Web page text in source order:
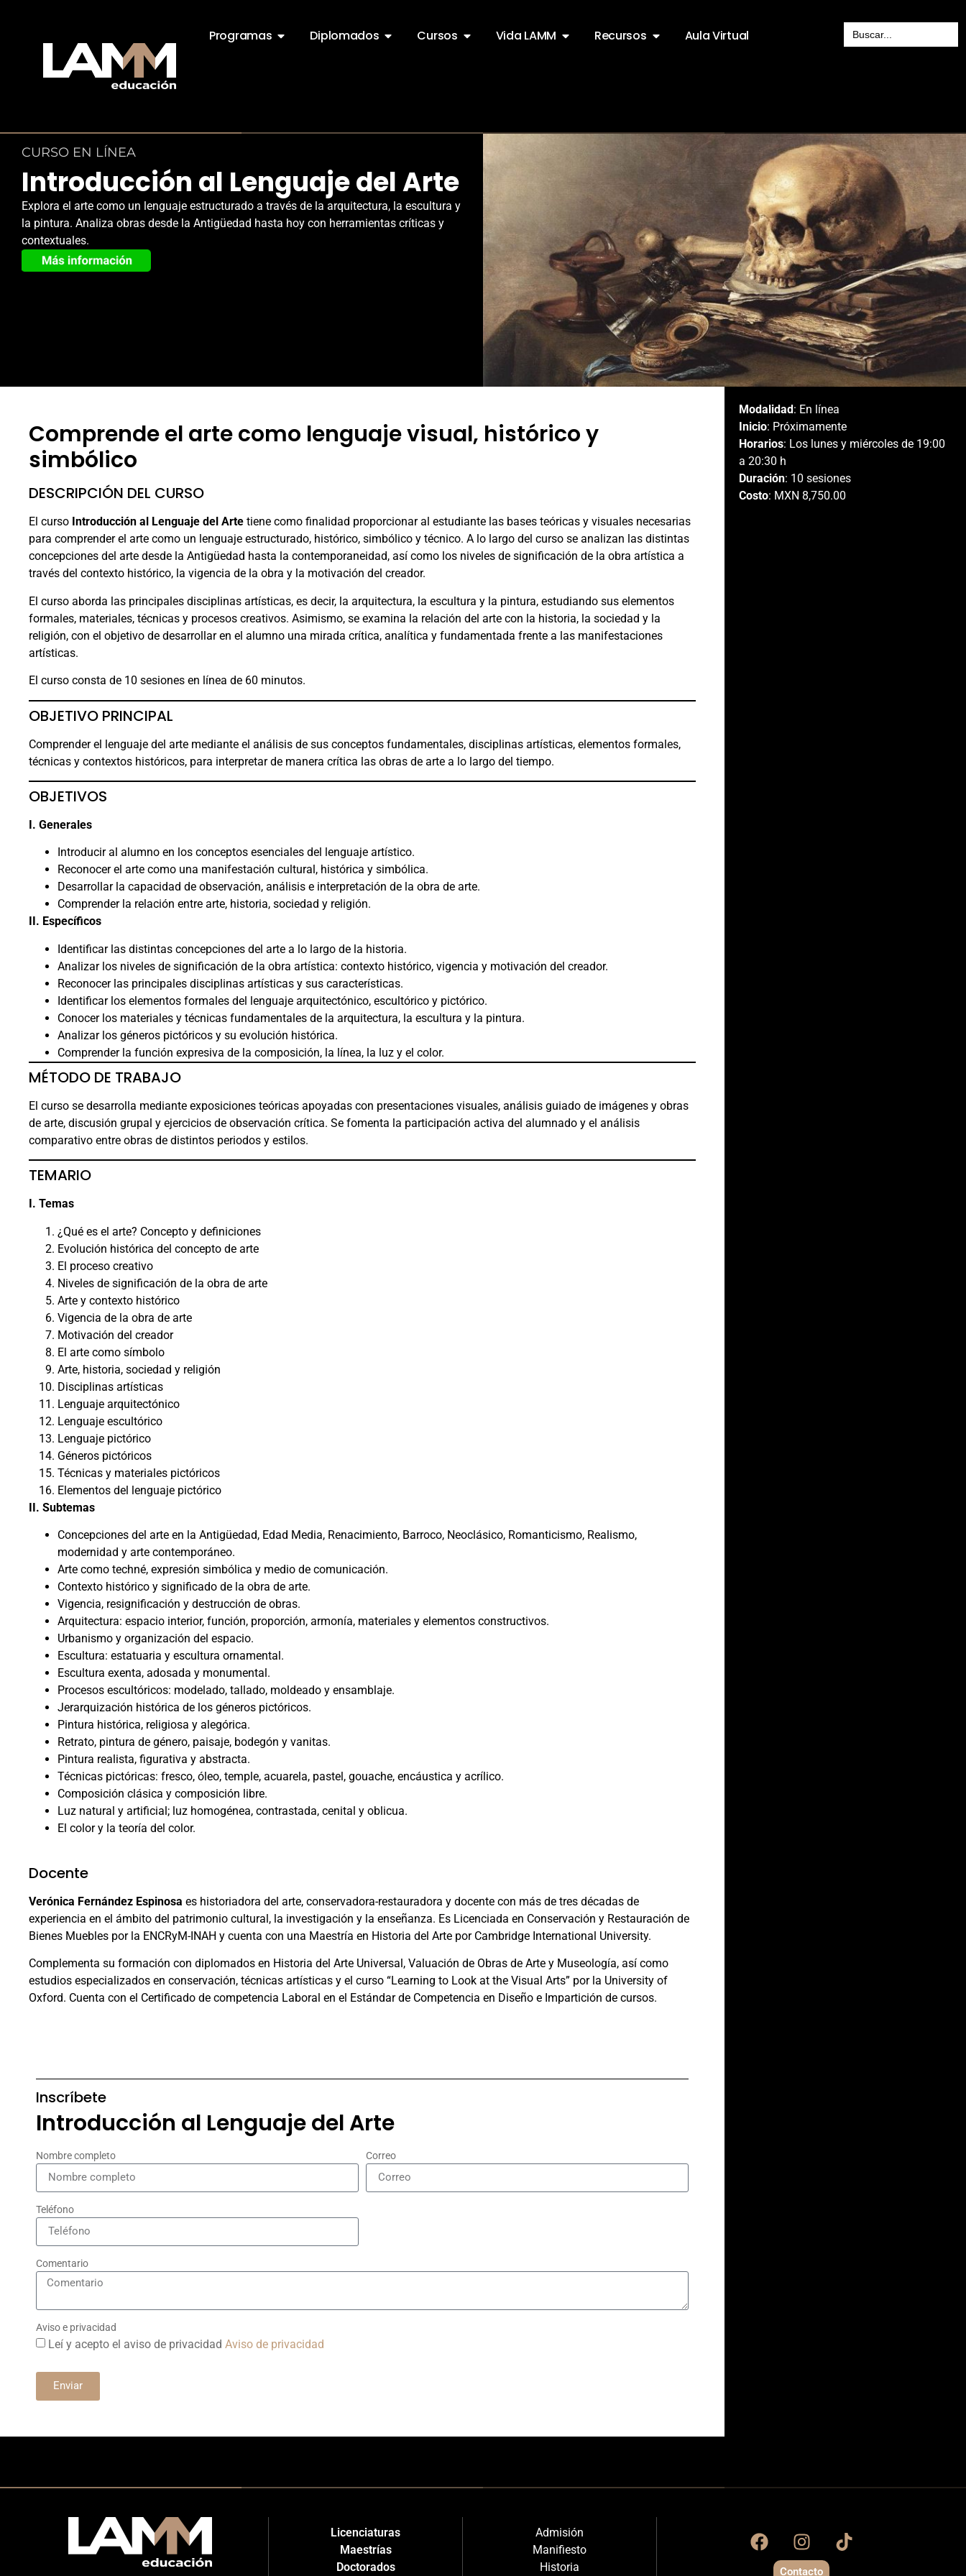
Programas Diplomados Cursos Vida LAMM Recursos Aula Virtual
Search
for:
CURSO EN LÍNEA
Introducción al Lenguaje del Arte
Explora el arte como un lenguaje estructurado a través de la arquitectura, la escultura y
la pintura. Analiza obras desde la Antigüedad hasta hoy con herramientas críticas y
contextuales.
Modalidad : En línea
Inicio: Próximamente
Horarios: Los lunes y miércoles de 19:00
a 20:30 h
Duración: 10 sesiones
Costo: MXN 8,750.00
Comprende el arte como lenguaje visual, histórico y
simbólico
DESCRIPCIÓN DEL CURSO
El curso Introducción al Lenguaje del Arte tiene como finalidad proporcionar al estudiante las bases teóricas y visuales necesarias
para comprender el arte como un lenguaje estructurado, histórico, simbólico y técnico. A lo largo del curso se analizan las distintas
concepciones del arte desde la Antigüedad hasta la contemporaneidad, así como los niveles de significación de la obra artística a
través del contexto histórico, la vigencia de la obra y la motivación del creador.
El curso aborda las principales disciplinas artísticas, es decir, la arquitectura, la escultura y la pintura, estudiando sus elementos
formales, materiales, técnicas y procesos creativos. Asimismo, se examina la relación del arte con la historia, la sociedad y la
religión, con el objetivo de desarrollar en el alumno una mirada crítica, analítica y fundamentada frente a las manifestaciones
artísticas.
El curso consta de 10 sesiones en línea de 60 minutos.
OBJETIVO PRINCIPAL
Comprender el lenguaje del arte mediante el análisis de sus conceptos fundamentales, disciplinas artísticas, elementos formales,
técnicas y contextos históricos, para interpretar de manera crítica las obras de arte a lo largo del tiempo.
OBJETIVOS
I. Generales
Introducir al alumno en los conceptos esenciales del lenguaje artístico.
Reconocer el arte como una manifestación cultural, histórica y simbólica.
Desarrollar la capacidad de observación, análisis e interpretación de la obra de arte.
Comprender la relación entre arte, historia, sociedad y religión.
II. Específicos
Identificar las distintas concepciones del arte a lo largo de la historia.
Analizar los niveles de significación de la obra artística: contexto histórico, vigencia y motivación del creador.
Reconocer las principales disciplinas artísticas y sus características.
Identificar los elementos formales del lenguaje arquitectónico, escultórico y pictórico.
Conocer los materiales y técnicas fundamentales de la arquitectura, la escultura y la pintura.
Analizar los géneros pictóricos y su evolución histórica.
Comprender la función expresiva de la composición, la línea, la luz y el color.
MÉTODO DE TRABAJO
El curso se desarrolla mediante exposiciones teóricas apoyadas con presentaciones visuales, análisis guiado de imágenes y obras
de arte, discusión grupal y ejercicios de observación crítica. Se fomenta la participación activa del alumnado y el análisis
comparativo entre obras de distintos periodos y estilos.
TEMARIO
I. Temas
¿Qué es el arte? Concepto y definiciones
Evolución histórica del concepto de arte
El proceso creativo
Niveles de significación de la obra de arte
Arte y contexto histórico
Vigencia de la obra de arte
Motivación del creador
El arte como símbolo
Arte, historia, sociedad y religión
Disciplinas artísticas
Lenguaje arquitectónico
Lenguaje escultórico
Lenguaje pictórico
Géneros pictóricos
Técnicas y materiales pictóricos
Elementos del lenguaje pictórico
II. Subtemas
Concepciones del arte en la Antigüedad, Edad Media, Renacimiento, Barroco, Neoclásico, Romanticismo, Realismo,
modernidad y arte contemporáneo.
Arte como techné, expresión simbólica y medio de comunicación.
Contexto histórico y significado de la obra de arte.
Vigencia, resignificación y destrucción de obras.
Arquitectura: espacio interior, función, proporción, armonía, materiales y elementos constructivos.
Urbanismo y organización del espacio.
Escultura: estatuaria y escultura ornamental.
Escultura exenta, adosada y monumental.
Procesos escultóricos: modelado, tallado, moldeado y ensamblaje.
Jerarquización histórica de los géneros pictóricos.
Pintura histórica, religiosa y alegórica.
Retrato, pintura de género, paisaje, bodegón y vanitas.
Pintura realista, figurativa y abstracta.
Técnicas pictóricas: fresco, óleo, temple, acuarela, pastel, gouache, encáustica y acrílico.
Composición clásica y composición libre.
Luz natural y artificial; luz homogénea, contrastada, cenital y oblicua.
El color y la teoría del color.
Docente
Verónica Fernández Espinosa es historiadora del arte, conservadora-restauradora y docente con más de tres décadas de
experiencia en el ámbito del patrimonio cultural, la investigación y la enseñanza. Es Licenciada en Conservación y Restauración de
Bienes Muebles por la ENCRyM-INAH y cuenta con una Maestría en Historia del Arte por Cambridge International University.
Complementa su formación con diplomados en Historia del Arte Universal, Valuación de Obras de Arte y Museología, así como
estudios especializados en conservación, técnicas artísticas y el curso “Learning to Look at the Visual Arts” por la University of
Oxford. Cuenta con el Certificado de competencia Laboral en el Estándar de Competencia en Diseño e Impartición de cursos.
Inscríbete
Introducción al Lenguaje del Arte
Nombre completo Correo
Teléfono
Comentario
Aviso e privacidad
Leí y acepto el aviso de privacidad Aviso de privacidad
Enviar
Licenciaturas
Maestrías
Doctorados
Admisión
Manifiesto
Historia
Contacto